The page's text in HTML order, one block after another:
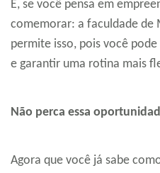
E, se você pensa em
comemorar: a faculdade de
permite isso, pois você
e garantir uma rotina mais
Não perca essa
Agora que você já sabe